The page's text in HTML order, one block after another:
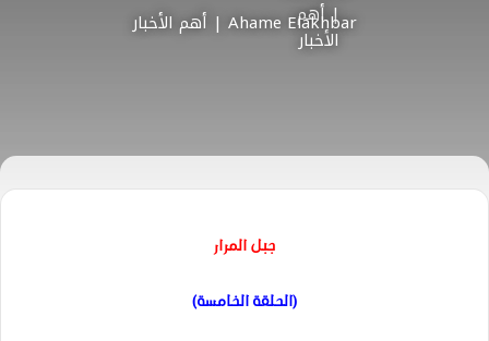
Ahame Elakhbar | أهم الأخبار
جبل المرار
(الحلقة الخامسة)